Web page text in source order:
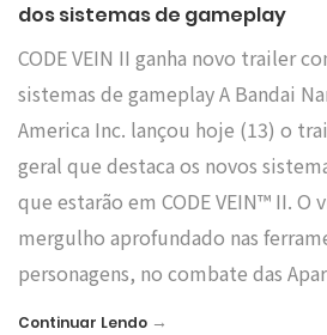
dos sistemas de gameplay
CODE VEIN II ganha novo trailer
sistemas de gameplay A Bandai
America Inc. lançou hoje (13) o
geral que destaca os novos
que estarão em CODE VEIN™ II. O
mergulho aprofundado nas
personagens, no combate das
Continuar Lendo →